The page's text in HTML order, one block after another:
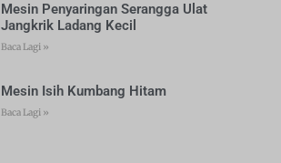
Mesin Penyaringan Serangga Ulat
Jangkrik Ladang Kecil
Baca Lagi »
Mesin Isih Kumbang Hitam
Baca Lagi »